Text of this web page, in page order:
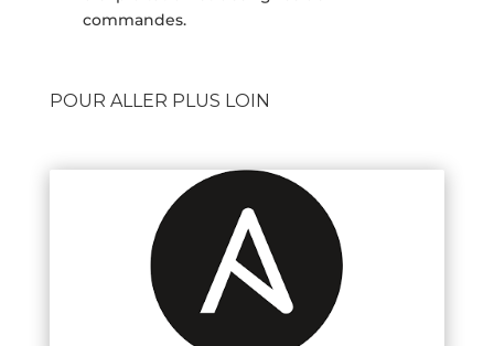
commandes.
POUR ALLER PLUS LOIN